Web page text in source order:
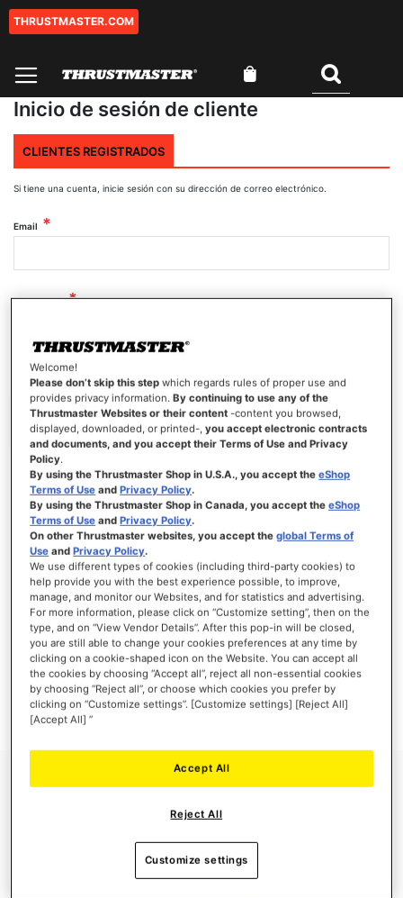
THRUSTMASTER.COM
Inicio de sesión de cliente
CLIENTES REGISTRADOS
Si tiene una cuenta, inicie sesión con su dirección de correo electrónico.
Email
Contraseña
Mostrar contraseña
INICIAR SESIÓN
¿Olvidó su contraseña?
NUEVOS CLIENTES
Crear una cuenta tiene muchos beneficios: Pago más rápido, guardar más de una
dirección, seguimiento de pedidos y mucho más.
CREAR UNA CUENTA
Welcome!
Please don’t skip this step which regards rules of proper use and
provides privacy information.By continuing to use any of the
Thrustmaster Websites or their content -content you browsed,
displayed, downloaded, or printed-,you accept electronic contracts
and documents, and you accept their Terms of Use and Privacy
Policy.
By using the Thrustmaster Shop in U.S.A., you accept theeShop
Terms of Use andPrivacy Policy.
By using the Thrustmaster Shop in Canada, you accept theeShop
Terms of Use andPrivacy Policy.
On other Thrustmaster websites, you accept theglobal Terms of
Use andPrivacy Policy.
We use different types of cookies (including third-party cookies) to
help provide you with the best experience possible, to improve,
manage, and monitor our Websites, and for statistics and advertising.
For more information, please click on “Customize setting”, then on the
type, and on “View Vendor Details”. After this pop-in will be closed,
you are still able to change your cookies preferences at any time by
clicking on a cookie-shaped icon on the Website. You can accept all
the cookies by choosing “Accept all”, reject all non-essential cookies
by choosing “Reject all”, or choose which cookies you prefer by
clicking on “Customize settings”. [Customize settings] [Reject All]
[Accept All] ”
Reject All
Accept All
Customize settings